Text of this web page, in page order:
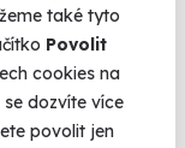
také tyto
Povolit
cookies na
se dozvíte více
povolit jen